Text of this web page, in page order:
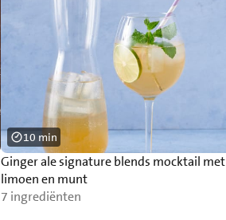
Ginger ale signature blends mocktail met
limoen en munt
7 ingrediënten
10 min